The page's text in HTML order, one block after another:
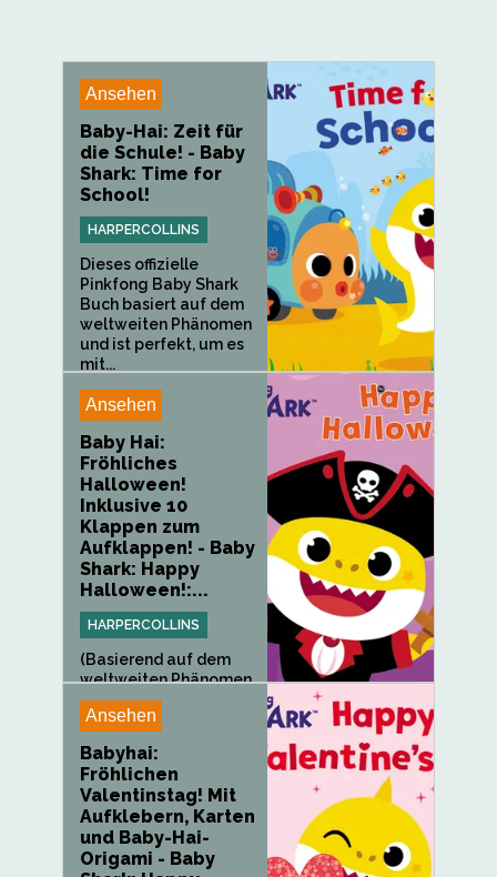
Ansehen
Baby-Hai: Zeit für
die Schule! - Baby
Shark: Time for
School!
HARPERCOLLINS
Dieses offizielle
Pinkfong Baby Shark
Buch basiert auf dem
weltweiten Phänomen
und ist perfekt, um es
mit...
Ansehen
Baby Hai:
Fröhliches
Halloween!
Inklusive 10
Klappen zum
Aufklappen! - Baby
Shark: Happy
Halloween!:...
HARPERCOLLINS
(Basierend auf dem
weltweiten Phänomen
ist dieses...
Ansehen
Babyhai:
Fröhlichen
Valentinstag! Mit
Aufklebern, Karten
und Baby-Hai-
Origami - Baby